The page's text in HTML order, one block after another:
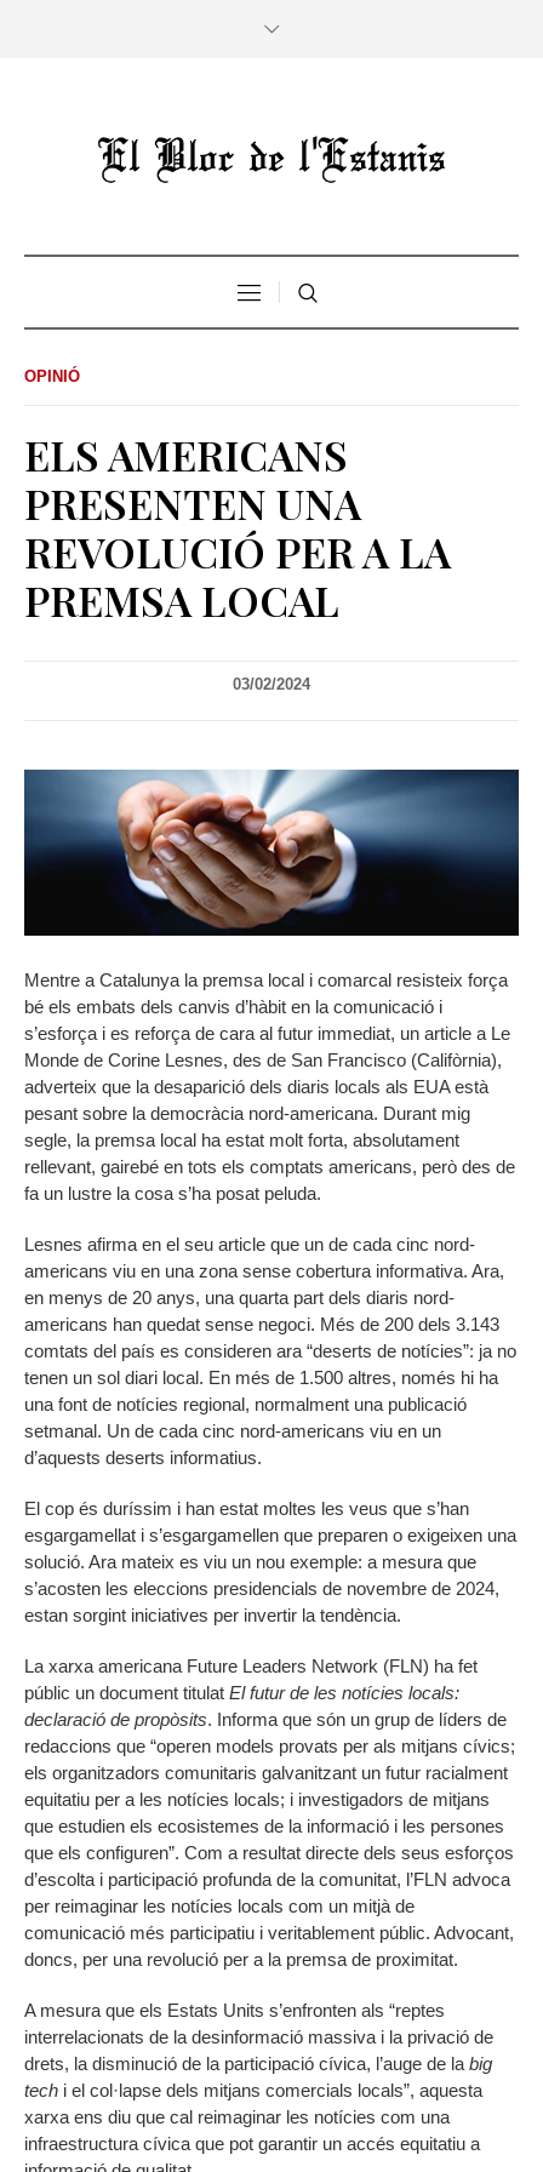
OPINIÓ
ELS AMERICANS
PRESENTEN UNA
REVOLUCIÓ PER A LA
PREMSA LOCAL
03/02/2024
Mentre a Catalunya la premsa local i comarcal resisteix força
bé els embats dels canvis d’hàbit en la comunicació i
s’esforça i es reforça de cara al futur immediat, un article a Le
Monde de Corine Lesnes, des de San Francisco (Califòrnia),
adverteix que la desaparició dels diaris locals als EUA està
pesant sobre la democràcia nord-americana. Durant mig
segle, la premsa local ha estat molt forta, absolutament
rellevant, gairebé en tots els comptats americans, però des de
fa un lustre la cosa s’ha posat peluda.
Lesnes afirma en el seu article que un de cada cinc nord-
americans viu en una zona sense cobertura informativa. Ara,
en menys de 20 anys, una quarta part dels diaris nord-
americans han quedat sense negoci. Més de 200 dels 3.143
comtats del país es consideren ara “deserts de notícies”: ja no
tenen un sol diari local. En més de 1.500 altres, només hi ha
una font de notícies regional, normalment una publicació
setmanal. Un de cada cinc nord-americans viu en un
d’aquests deserts informatius.
El cop és duríssim i han estat moltes les veus que s’han
esgargamellat i s’esgargamellen que preparen o exigeixen una
solució. Ara mateix es viu un nou exemple: a mesura que
s’acosten les eleccions presidencials de novembre de 2024,
estan sorgint iniciatives per invertir la tendència.
La xarxa americana Future Leaders Network (FLN) ha fet
públic un document titulat El futur de les notícies locals:
declaració de propòsits. Informa que són un grup de líders de
redaccions que “operen models provats per als mitjans cívics;
els organitzadors comunitaris galvanitzant un futur racialment
equitatiu per a les notícies locals; i investigadors de mitjans
que estudien els ecosistemes de la informació i les persones
que els configuren”. Com a resultat directe dels seus esforços
d’escolta i participació profunda de la comunitat, l’FLN advoca
per reimaginar les notícies locals com un mitjà de
comunicació més participatiu i veritablement públic. Advocant,
doncs, per una revolució per a la premsa de proximitat.
A mesura que els Estats Units s’enfronten als “reptes
interrelacionats de la desinformació massiva i la privació de
drets, la disminució de la participació cívica, l’auge de labig
tech i el col·lapse dels mitjans comercials locals”, aquesta
xarxa ens diu que cal reimaginar les notícies com una
infraestructura cívica que pot garantir un accés equitatiu a